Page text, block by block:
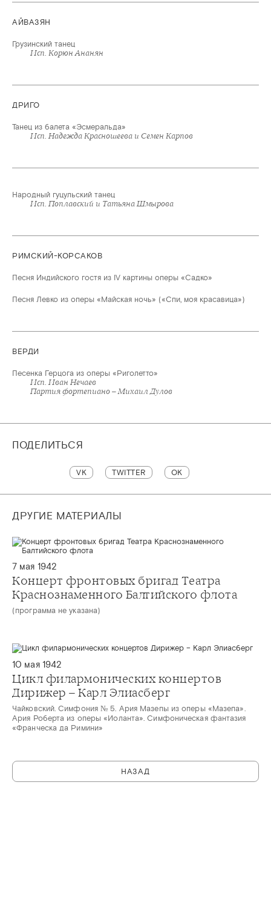
АЙВАЗЯН
Грузинский танец
Исп. Корюн Ананян
ДРИГО
Танец из балета «Эсмеральда»
Исп. Надежда Красношеева и Семен Карпов
Народный гуцульский танец
Исп. Поплавский и Татьяна Шмырова
РИМСКИЙ-КОРСАКОВ
Песня Индийского гостя из IV картины оперы «Садко»
Песня Левко из оперы «Майская ночь» («Спи, моя красавица»)
ВЕРДИ
Песенка Герцога из оперы «Риголетто»
Исп. Иван Нечаев
Партия фортепиано – Михаил Дулов
ПОДЕЛИТЬСЯ
VK TWITTER OK
ДРУГИЕ МАТЕРИАЛЫ
7 мая 1942
Концерт фронтовых бригад Театра
Краснознаменного Балтийского флота
(программа не указана)
10 мая 1942
Цикл филармонических концертов
Дирижер – Карл Элиасберг
Чайковский. Симфония № 5. Ария Мазепы из оперы «Мазепа».
Ария Роберта из оперы «Иоланта». Симфоническая фантазия
«Франческа да Римини»
НАЗАД